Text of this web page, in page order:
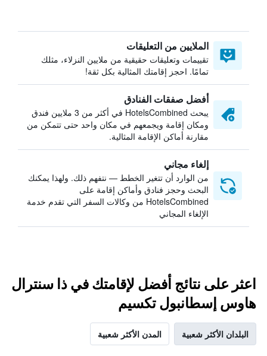
الملايين من التعليقات
تقييمات وتعليقات حقيقية من ملايين النزلاء، مثلك
تمامًا. احجز إقامتك المثالية بكل ثقة!
أفضل صفقات الفنادق
يبحث HotelsCombined في أكثر من 3 ملايين فندق
ومكان إقامة ويجمعهم في مكان واحد حتى تتمكن من
مقارنة أماكن الإقامة المثالية.
إلغاء مجاني
من الوارد أن تتغير الخطط — نتفهم ذلك. ولهذا يمكنك
البحث وحجز فنادق وأماكن إقامة على
HotelsCombined من وكالات السفر التي تقدم خدمة
الإلغاء المجاني
اعثر على نتائج أفضل لإقامتك في ذا سنترال
هاوس إسطانبول تكسيم
البلدان الأكثر شعبية المدن الأكثر شعبية